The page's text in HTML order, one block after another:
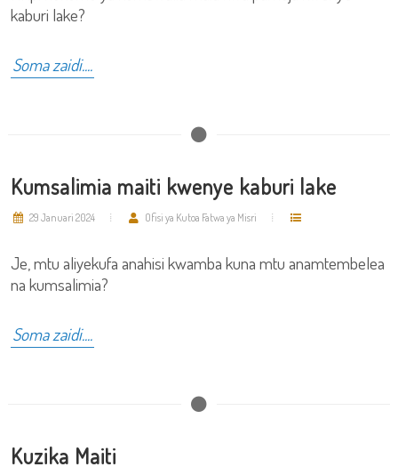
kaburi lake?
Soma zaidi....
Kumsalimia maiti kwenye kaburi lake
29 Januari 2024 Ofisi ya Kutoa Fatwa ya Misri
Je, mtu aliyekufa anahisi kwamba kuna mtu anamtembelea
na kumsalimia?
Soma zaidi....
Kuzika Maiti